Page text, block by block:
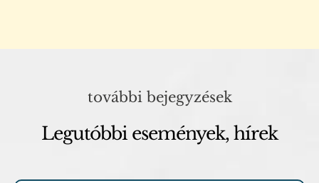
további bejegyzések
Legutóbbi események, hírek